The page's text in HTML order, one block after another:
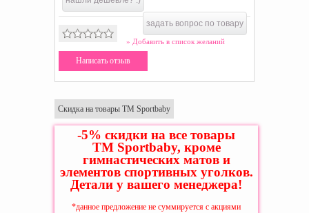
задать вопрос по товару
» Добавить в список желаний
Написать отзыв
Скидка на товары ТМ Sportbaby
-5% скидки на все товары
ТМ Sportbaby, кроме
гимнастических матов и
элементов спортивных уголков.
Детали у вашего менеджера!
*данное предложение не суммируется с акциями